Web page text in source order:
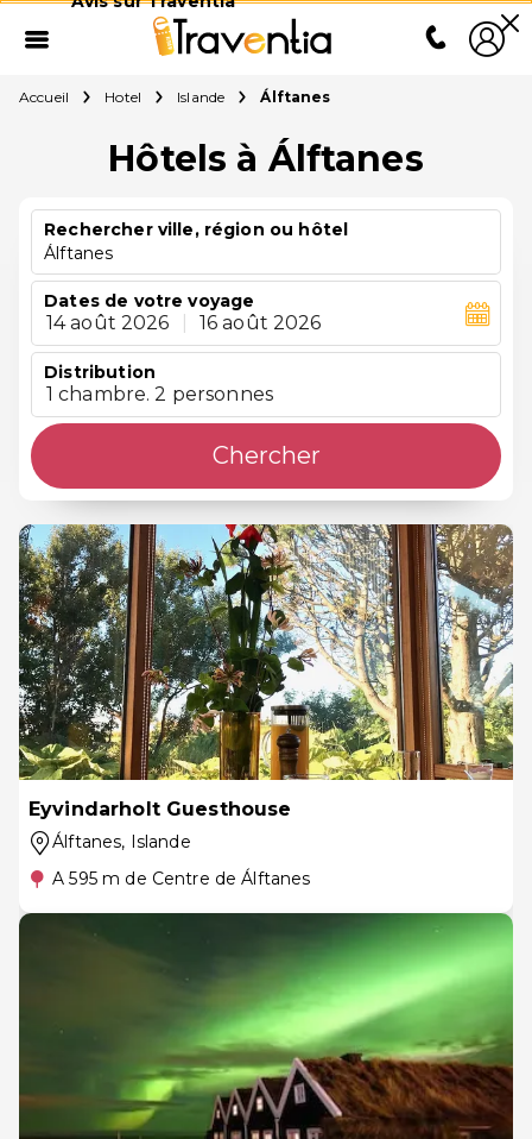
Accueil Hotel Islande Álftanes
Hôtels à Álftanes
Rechercher ville, région ou hôtel
Álftanes
Dates de votre voyage
14 août 2026 16 août 2026
Distribution
1 chambre. 2 personnes
Chercher
Eyvindarholt Guesthouse
Álftanes, Islande
A 595 m de Centre de Álftanes